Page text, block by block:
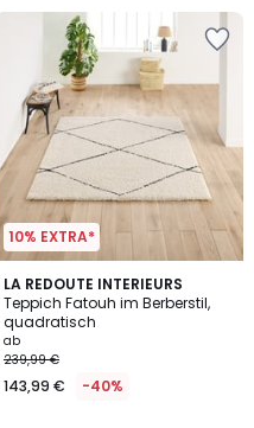
10% EXTRA*
LA REDOUTE INTERIEURS
Teppich Fatouh im Berberstil,
quadratisch
ab
239,99 €
143,99 € -40%
4,5
/ 5